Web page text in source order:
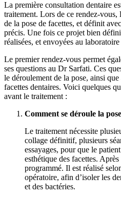
La première consultation dentaire
traitement. Lors de ce rendez-
de la pose de facettes, et définit
précis. Une fois ce projet bien
réalisées, et envoyées au
Le premier rendez-vous permet
ses questions au Dr Sarfati. Ces
le déroulement de la pose, ainsi
facettes dentaires. Voici quelques
avant le traitement :
Comment se déroule la
Le traitement nécessite
collage définitif, plusieurs
essayages, pour que le
esthétique des facettes.
programmé. Il est réalisé
opératoire, afin d’isoler les
et des bactéries.